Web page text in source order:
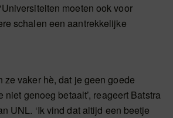
moeten ook voor
schalen een aantrekkelijke
ze vaker hè, dat je geen goede
niet genoeg betaalt’, reageert Batstra
UNL. ‘Ik vind dat altijd een beetje